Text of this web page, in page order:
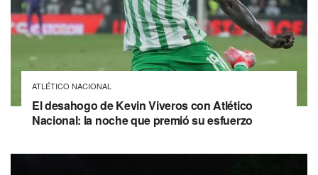
ATLÉTICO NACIONAL
El desahogo de Kevin Viveros con Atlético
Nacional: la noche que premió su esfuerzo